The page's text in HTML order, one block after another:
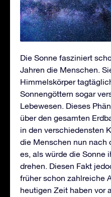
Die Sonne fasziniert
Jahren die Menschen.
Himmelskörper
Sonnengöttern sogar
Lebewesen. Dieses
über den gesamten
in den verschiedensten
die Menschen nun nach
es, als würde die Sonne
drehen. Diesen Fakt
früher schon zahlreiche
heutigen Zeit haben vor